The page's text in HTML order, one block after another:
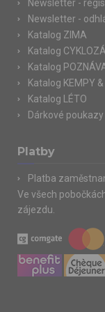
Newsletter -
Newsletter -
Katalog ZIMA
Katalog
Katalog
Katalog KEMPY &
Katalog LÉTO
Dárkové
Platby
Platba
Ve všech
zájezdu.